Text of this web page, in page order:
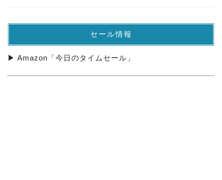
セール情報
▶ Amazon「今日のタイムセール」